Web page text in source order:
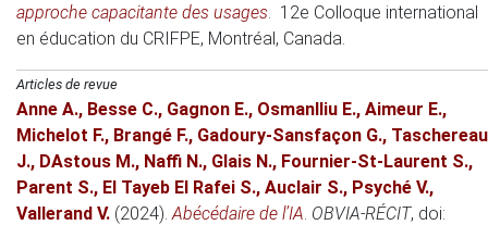
approche capacitante des usages. 12e Colloque international
en éducation du CRIFPE, Montréal, Canada.
Articles de revue
Anne A., Besse C., Gagnon E., Osmanlliu E., Aimeur E.,
Michelot F., Brangé F., Gadoury-Sansfaçon G., Taschereau
J., DAstous M., Naffi N., Glais N., Fournier-St-Laurent S.,
Parent S., El Tayeb El Rafei S., Auclair S., Psyché V.,
Vallerand V. (2024).Abécédaire de l’IA. OBVIA-RÉCIT, doi: